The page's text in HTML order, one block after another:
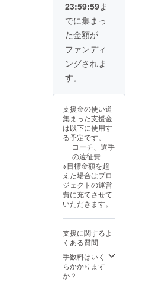
なりま
す。
23:59:59ま
でに集まっ
た金額が
ファンディ
ングされま
す。
支援金の使い道
集まった支援金
は以下に使用す
る予定です。
コーチ、選手
の遠征費
※目標金額を超
えた場合はプロ
ジェクトの運営
費に充てさせて
いただきます。
支援に関するよ
くある質問
手数料はいく
らかかります
か？